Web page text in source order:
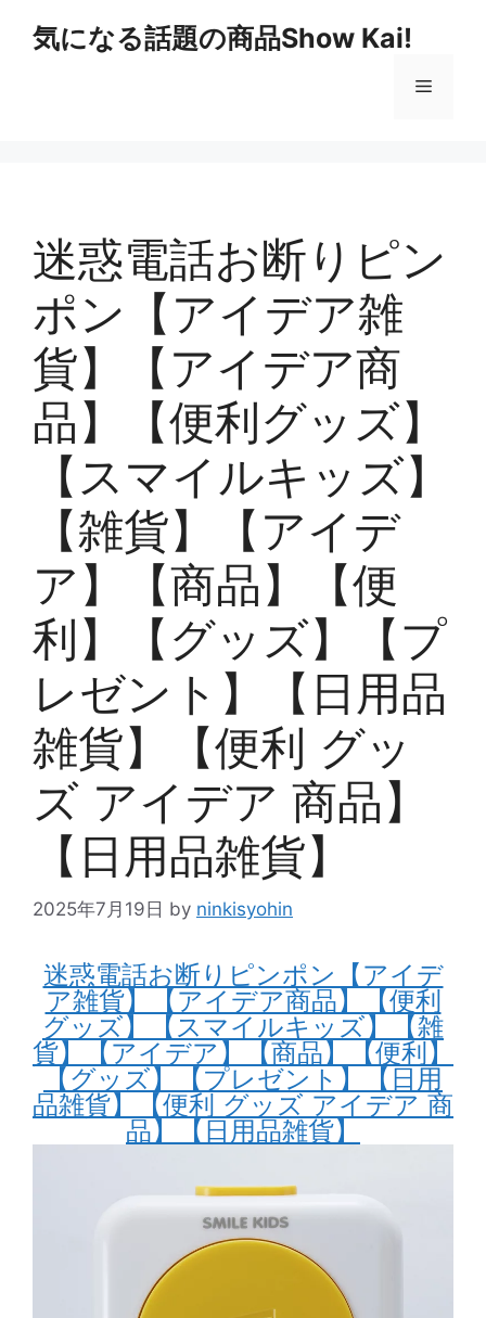
気になる話題の商品Show Kai!
メ
迷惑電話お断りピン
ポン【アイデア雑
貨】【アイデア商
品】【便利グッズ】
【スマイルキッズ】
【雑貨】【アイデ
ア】【商品】【便
利】【グッズ】【プ
レゼント】【日用品
雑貨】【便利 グッ
ズ アイデア 商品】
【日用品雑貨】
2025年7月19日 by ninkisyohin
迷惑電話お断りピンポン【アイデ
ア雑貨】【アイデア商品】【便利
グッズ】【スマイルキッズ】【雑
貨】【アイデア】【商品】【便利】
【グッズ】【プレゼント】【日用
品雑貨】【便利 グッズ アイデア 商
品】【日用品雑貨】